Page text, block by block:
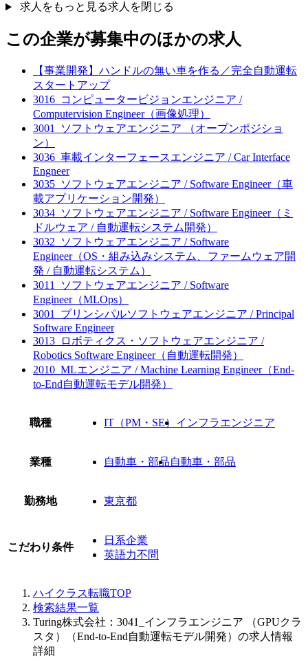
求人をもっと見る求人を閉じる
この企業が募集中のほかの求人
【事業開発】ハンドルの無い車を作る／完全自動運転
スタートアップ
3016_コンピュータービジョンエンジニア /
Computervision Engineer（画像処理）
3001_ソフトウェアエンジニア （オープンポジショ
ン）
3036_車載インターフェースエンジニア / Car Interface
Engneer
3035_ソフトウェアエンジニア / Software Engineer（車
載アプリケーション開発）
3034_ソフトウェアエンジニア / Software Engineer（ミ
ドルウェア / 自動運転システム開発）
3032_ソフトウェアエンジニア / Software
Engineer（OS・組み込みシステム、ファームウェア開
発 / 自動運転システム）
3011_ソフトウェアエンジニア / Software
Engineer（MLOps）
3001_プリンシパルソフトウェアエンジニア / Principal
Software Engineer
3013_ロボティクス・ソフトウェアエンジニア /
Robotics Software Engineer（自動運転開発）
2010_MLエンジニア / Machine Learning Engineer（End-
to-End自動運転モデル開発）
職種 IT（PM・SE） インフラエンジニア
業種 自動車・部品自動車・部品
勤務地 東京都
こだわり条件
日系企業
英語力不問
ハイクラス転職TOP
検索結果一覧
Turing株式会社：3041_インフラエンジニア （GPUクラ
スタ）（End-to-End自動運転モデル開発）の求人情報
詳細